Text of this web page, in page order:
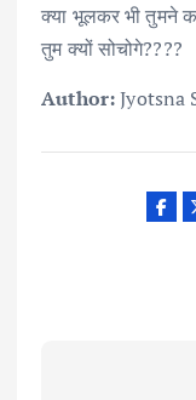
क्या भूलकर भी तुमने
तुम क्यों सोचोगे????
Author:Jyotsna